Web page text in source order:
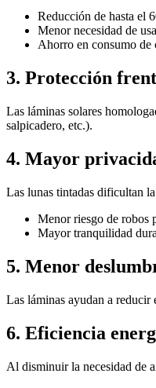
Reducción de hasta el
Menor necesidad de
Ahorro en consumo de
3. Protección
Las láminas solares
salpicadero, etc.).
4. Mayor
Las lunas tintadas dificultan
Menor riesgo de robos
Mayor tranquilidad
5. Menor
Las láminas ayudan a
6. Eficiencia
Al disminuir la necesidad de